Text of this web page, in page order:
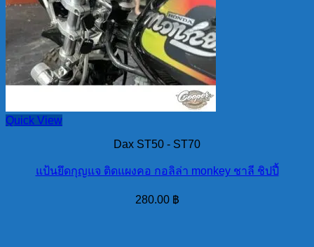
Quick View
Dax ST50 - ST70
แป้นยึดกุญแจ ติดแผงคอ กอลิล่า monkey ชาลี ชิปปี้
280.00 ฿